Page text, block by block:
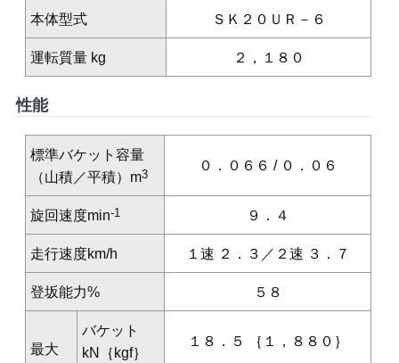
本体型式 ＳＫ２０ＵＲ－６
運転質量 kg ２，１８０
性能
標準バケット容量
（山積／平積） m3
０．０６６ / ０．０６
旋回速度min-1 ９．４
走行速度km/h １速 ２．３／２速 ３．７
登坂能力% ５８
最大
バケット
kN｛kgf｝
１８．５ ｛１，８８０｝